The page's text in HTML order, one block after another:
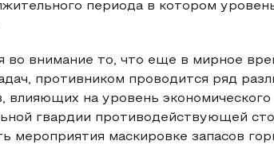
периода в котором
во внимание то, что еще в мирное
противником проводится ряд
влияющих на уровень
гвардии противодействующей
мероприятия маскировке запасов